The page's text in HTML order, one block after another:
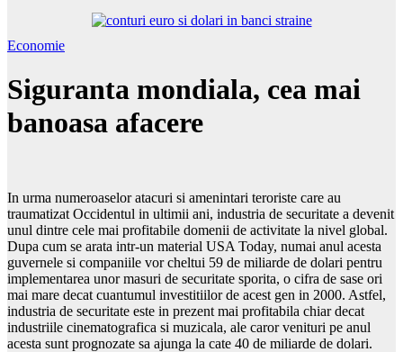
Economie
Siguranta mondiala, cea mai
banoasa afacere
In urma numeroaselor atacuri si amenintari teroriste care au
traumatizat Occidentul in ultimii ani, industria de securitate a devenit
unul dintre cele mai profitabile domenii de activitate la nivel global.
Dupa cum se arata intr-un material USA Today, numai anul acesta
guvernele si companiile vor cheltui 59 de miliarde de dolari pentru
implementarea unor masuri de securitate sporita, o cifra de sase ori
mai mare decat cuantumul investitiilor de acest gen in 2000. Astfel,
industria de securitate este in prezent mai profitabila chiar decat
industriile cinematografica si muzicala, ale caror venituri pe anul
acesta sunt prognozate sa ajunga la cate 40 de miliarde de dolari.